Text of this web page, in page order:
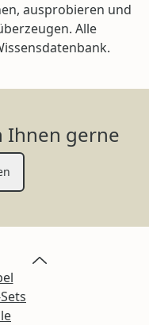
ausprobieren und
Alle
Ihnen gerne